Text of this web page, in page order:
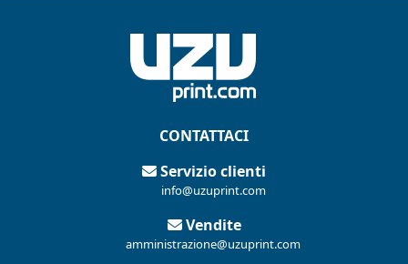
CONTATTACI
Servizio clienti
info@uzuprint.com
Vendite
amministrazione@uzuprint.com